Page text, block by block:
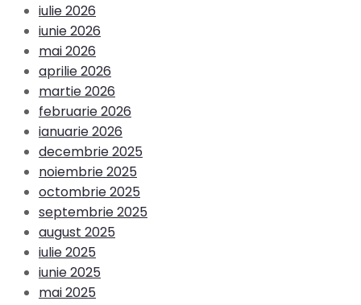
iulie 2026
iunie 2026
mai 2026
aprilie 2026
martie 2026
februarie 2026
ianuarie 2026
decembrie 2025
noiembrie 2025
octombrie 2025
septembrie 2025
august 2025
iulie 2025
iunie 2025
mai 2025